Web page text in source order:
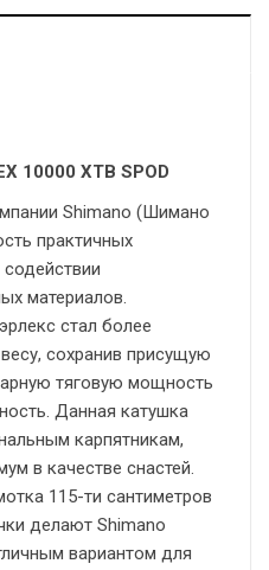
10000 XTB SPOD
Shimano (Шимано
практичных
материалов.
стал более
сохранив присущую
тяговую мощность
Данная катушка
карпятникам,
в качестве снастей.
115-ти сантиметров
делают Shimano
вариантом для